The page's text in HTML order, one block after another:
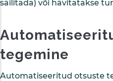
säilitada) või hävitatakse
tegemine
Automatiseeritud otsuste